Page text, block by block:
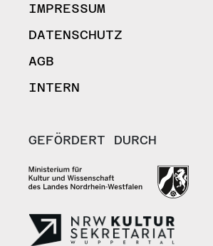
IMPRESSUM
DATENSCHUTZ
AGB
INTERN
GEFÖRDERT DURCH